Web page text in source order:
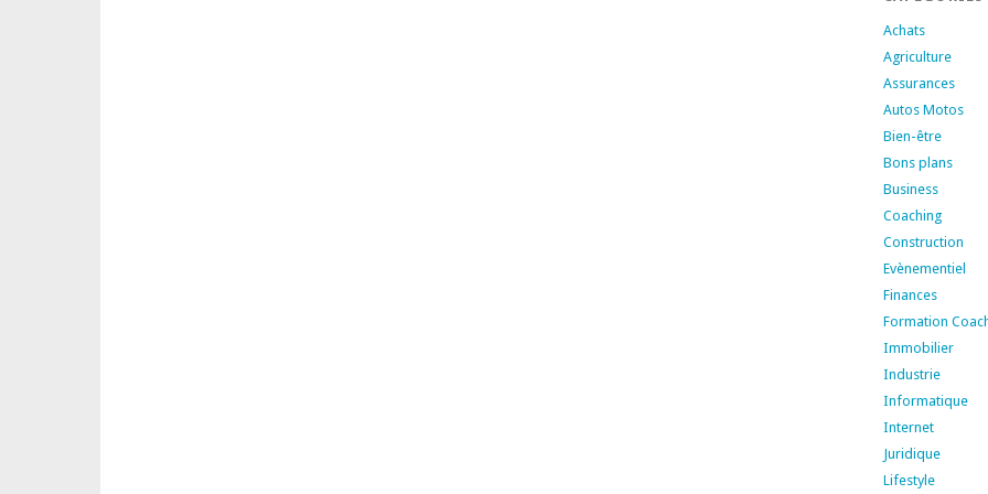
Achats
Agriculture
Assurances
Autos Motos
Bien-être
Bons plans
Business
Coaching
Construction
Evènementiel
Finances
Formation
Immobilier
Industrie
Informatique
Internet
Juridique
Lifestyle